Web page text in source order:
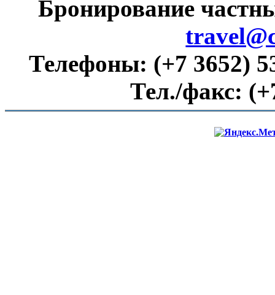
Бронирование
Телефоны: (+7 3652)
Тел./факс: